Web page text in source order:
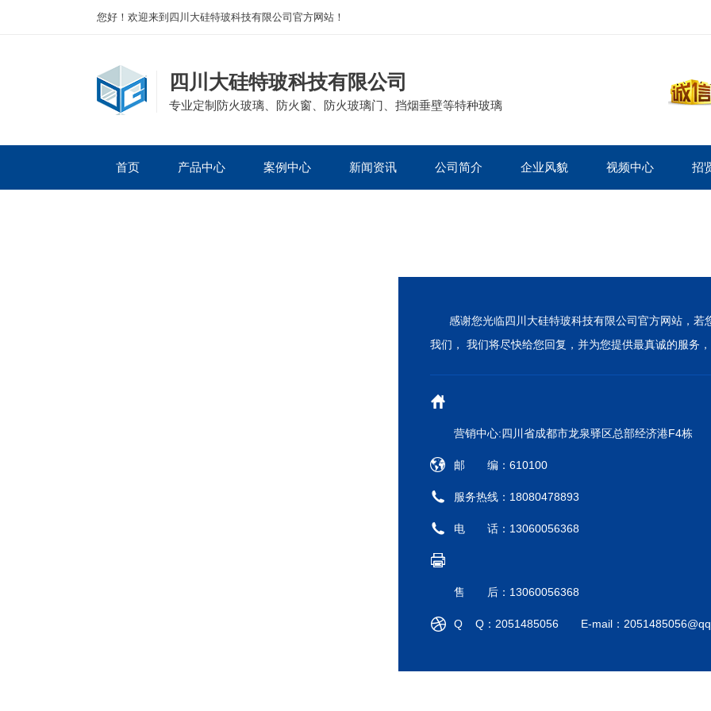
您好！欢迎来到四川大硅特玻科技有限公司官方网站！
四川大硅特玻科技有限公司
专业定制防火玻璃、防火窗、防火玻璃门、挡烟垂壁等特种玻璃
首页 产品中心 案例中心 新闻资讯 公司简介 企业风貌 视频中心 招
感谢您光临四川大硅特玻科技有限公司官方网站，若
我们， 我们将尽快给您回复，并为您提供最真诚的服务
营销中心:四川省成都市龙泉驿区总部经济港F4栋
邮 编：610100
服务热线：18080478893
电 话：13060056368
售 后：13060056368
Q Q：2051485056 E-mail：